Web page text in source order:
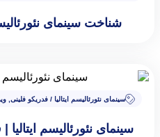
شناخت سینمای
سینمای نئورئالیسم ایتالیا / فدریکو فلینی ,
سینمای نئورئالیسم